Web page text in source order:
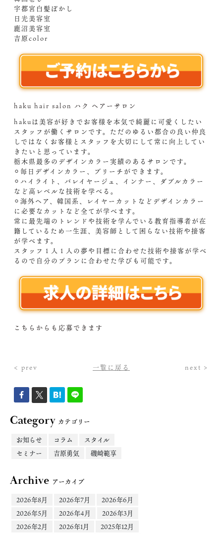
宇都宮白髪ぼかし
日光美容室
鹿沼美容室
吉原color
haku hair salon ハク ヘアーサロン
hakuは美容が好きでお客様を本気で綺麗に可愛くしたい
スタッフが働くサロンです。ただのゆるい都合の良い仲良
しではなくお客様とスタッフを大切にして常に向上してい
きたいと思っています。
栃木県最多のデザインカラー実績のあるサロンです。
⚪︎毎日デザインカラー、ブリーチができます。
⚪︎ハイライト、バレイヤージュ、インナー、ダブルカラー
など高レベルな技術を学べる。
⚪︎海外ヘア、韓国系、レイヤーカットなどデザインカラー
に必要なカットなど全てが学べます。
常に最先端のトレンドや技術を学んでいる教育指導者が在
籍しているため一生涯、美容師として困らない技術や接客
が学べます。
スタッフ１人１人の夢や目標に合わせた技術や接客が学べ
るので自分のプランに合わせた学びも可能です。
こちらからも応募できます
< prev 一覧に戻る next >
Categoryカテゴリー
お知らせ
コラム
スタイル
セミナー
吉原勇気 磯崎範享
Archive アーカイブ
2026年8月
2026年7月
2026年6月
2026年5月
2026年4月
2026年3月
2026年2月
2026年1月
2025年12月